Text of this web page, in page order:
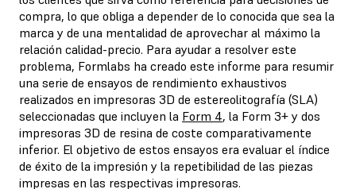
compra, lo que obliga a depender de lo conocida que sea la
marca y de una mentalidad de aprovechar al máximo la
relación calidad-precio. Para ayudar a resolver este
problema, Formlabs ha creado este informe para resumir
una serie de ensayos de rendimiento exhaustivos
realizados en impresoras 3D de estereolitografía (SLA)
seleccionadas que incluyen la Form 4, la Form 3+ y dos
impresoras 3D de resina de coste comparativamente
inferior. El objetivo de estos ensayos era evaluar el índice
de éxito de la impresión y la repetibilidad de las piezas
impresas en las respectivas impresoras.